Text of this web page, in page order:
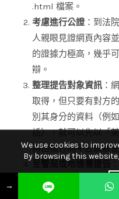
.html 檔案。
考慮進行公證：到法
人親眼見證網頁內容
的證據力極高，幾乎
辯。
整理提告對象資訊 ：
取得，但只要有對方
別其身分的資料（例
話），就可以先以「
再由檢方向平台調取
至警局或地檢署提告
狀）與身分證，到店
案，明確表示要提告
→
We use cookies to
By browsing this